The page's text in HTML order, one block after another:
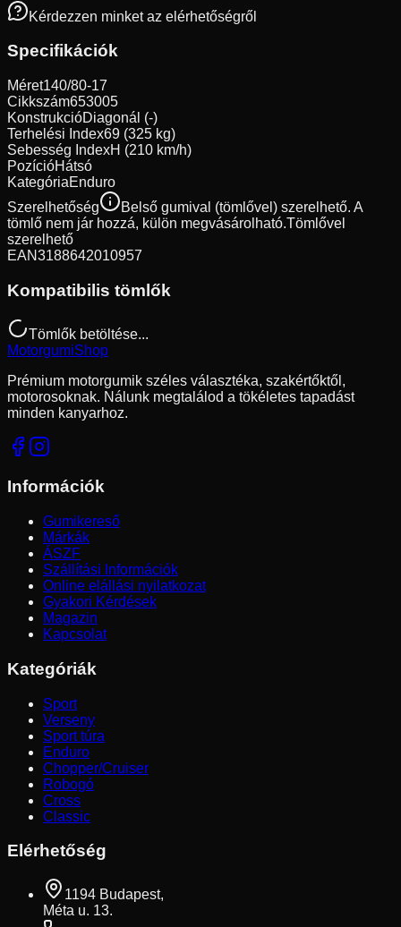
Kérdezzen minket az elérhetőségről
Specifikációk
Méret140/80-17
Cikkszám653005
KonstrukcióDiagonál (-)
Terhelési Index69 (325 kg)
Sebesség IndexH (210 km/h)
PozícióHátsó
KategóriaEnduro
Szerelhetőség
Belső gumival (tömlővel) szerelhető. A
tömlő nem jár hozzá, külön megvásárolható.Tömlővel
szerelhető
EAN3188642010957
Kompatibilis tömlők
Tömlők betöltése...
MotorgumiShop
Prémium motorgumik széles választéka, szakértőktől,
motorosoknak. Nálunk megtalálod a tökéletes tapadást
minden kanyarhoz.
Információk
Gumikereső
Márkák
ÁSZF
Szállítási Információk
Online elállási nyilatkozat
Gyakori Kérdések
Magazin
Kapcsolat
Kategóriák
Sport
Verseny
Sport túra
Enduro
Chopper/Cruiser
Robogó
Cross
Classic
Elérhetőség
1194 Budapest,
Méta u. 13.